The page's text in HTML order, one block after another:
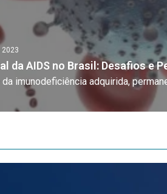
2023
da AIDS no Brasil: Desafios e
imunodeficiência adquirida,